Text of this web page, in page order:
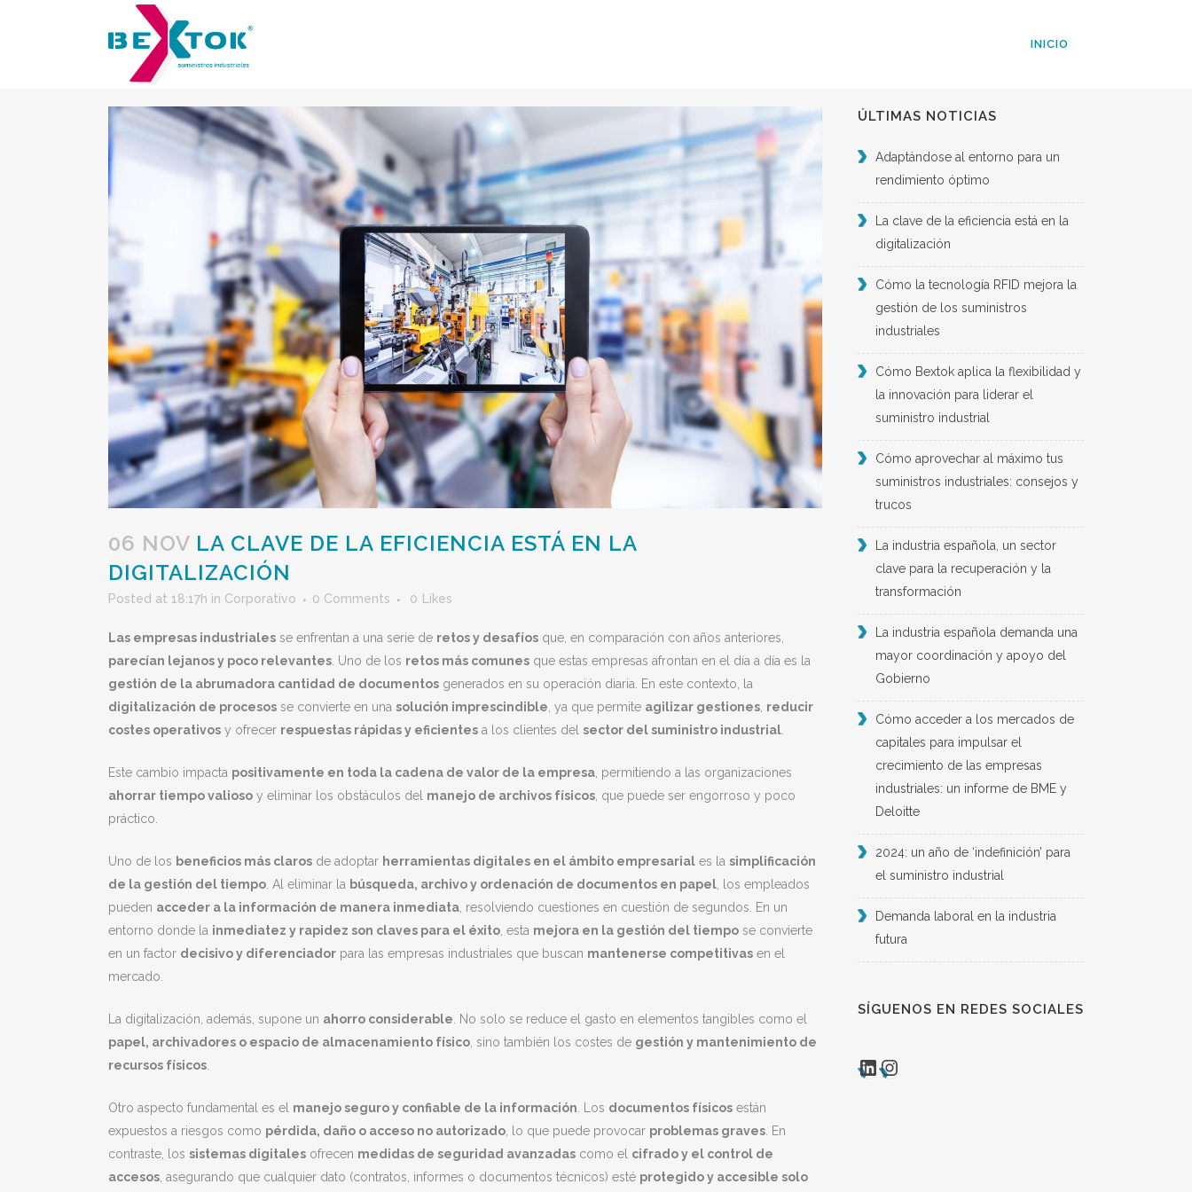
INICIO
06 NOV LA CLAVE DE LA EFICIENCIA ESTÁ EN LA
DIGITALIZACIÓN
Posted at 18:17h in Corporativo 0 Comments 0 Likes
Las empresas industriales se enfrentan a una serie de retos y desafíos que, en comparación con años anteriores,
parecían lejanos y poco relevantes . Uno de los retos más comunes que estas empresas afrontan en el día a día es la
gestión de la abrumadora cantidad de documentos generados en su operación diaria. En este contexto, la
digitalización de procesos se convierte en una solución imprescindible , ya que permite agilizar gestiones reducir
costes operativos y ofrecer respuestas rápidas y eficientes a los clientes del sector del suministro industrial
Este cambio impacta positivamente en toda la cadena de valor de la empresa , permitiendo a las organizaciones
ahorrar tiempo valioso y eliminar los obstáculos del manejo de archivos físicos , que puede ser engorroso y poco
práctico.
Uno de los beneficios más claros de adoptar herramientas digitales en el ámbito empresarial es la simplificación
de la gestión del tiempo . Al eliminar la búsqueda, archivo y ordenación de documentos en papel , los empleados
pueden acceder a la información de manera inmediata , resolviendo cuestiones en cuestión de segundos. En un
entorno donde la inmediatez y rapidez son claves para el éxito , esta mejora en la gestión del tiempo se convierte
en un factor decisivo y diferenciador para las empresas industriales que buscan mantenerse competitivas en el
mercado.
La digitalización, además, supone un ahorro considerable . No solo se reduce el gasto en elementos tangibles como el
papel, archivadores o espacio de almacenamiento físico , sino también los costes de gestión y mantenimiento de
recursos físicos
Otro aspecto fundamental es el manejo seguro y confiable de la información . Los documentos físicos están
expuestos a riesgos como pérdida, daño o acceso no autorizado , lo que puede provocar problemas graves . En
contraste, los sistemas digitales ofrecen medidas de seguridad avanzadas como el cifrado y el control de
accesos , asegurando que cualquier dato (contratos, informes o documentos técnicos) esté protegido y accesible solo
ÚLTIMAS NOTICIAS
Adaptándose al entorno para un
rendimiento óptimo
La clave de la eficiencia está en la
digitalización
Cómo la tecnología RFID mejora la
gestión de los suministros
industriales
Cómo Bextok aplica la flexibilidad y
la innovación para liderar el
suministro industrial
Cómo aprovechar al máximo tus
suministros industriales: consejos y
trucos
La industria española, un sector
clave para la recuperación y la
transformación
La industria española demanda una
mayor coordinación y apoyo del
Gobierno
Cómo acceder a los mercados de
capitales para impulsar el
crecimiento de las empresas
industriales: un informe de BME y
Deloitte
2024: un año de ‘indefinición’ para
el suministro industrial
Demanda laboral en la industria
futura
SÍGUENOS EN REDES SOCIALES
LinkedIn
Instagram